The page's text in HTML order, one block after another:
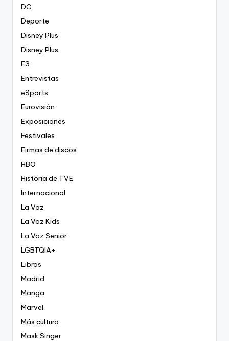
DC
Deporte
Disney Plus
Disney Plus
E3
Entrevistas
eSports
Eurovisión
Exposiciones
Festivales
Firmas de discos
HBO
Historia de TVE
Internacional
La Voz
La Voz Kids
La Voz Senior
LGBTQIA+
Libros
Madrid
Manga
Marvel
Más cultura
Mask Singer